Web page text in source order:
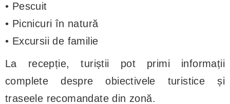
• Pescuit
• Picnicuri în natură
• Excursii de familie
La recepție, turiștii pot primi informații
complete despre obiectivele turistice și
traseele recomandate din zonă.